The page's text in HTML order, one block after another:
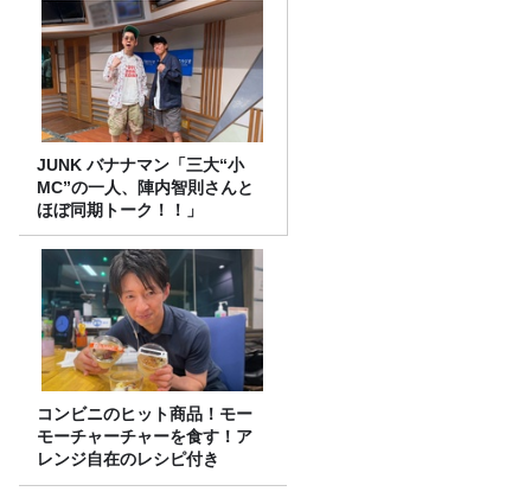
JUNK バナナマン「三大“小
MC”の一人、陣内智則さんと
ほぼ同期トーク！！」
コンビニのヒット商品！モー
モーチャーチャーを食す！ア
レンジ自在のレシピ付き